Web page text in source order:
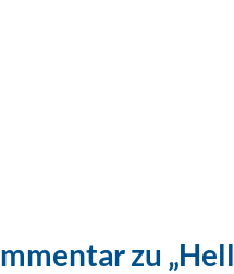
zu